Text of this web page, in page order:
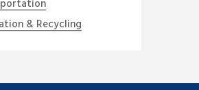
& Recycling